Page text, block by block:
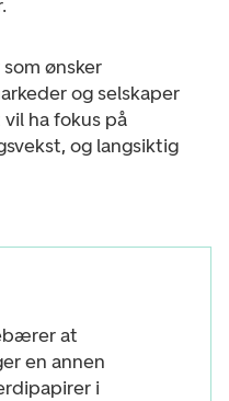
ønsker
og selskaper
ha fokus på
og langsiktig
at
en annen
i